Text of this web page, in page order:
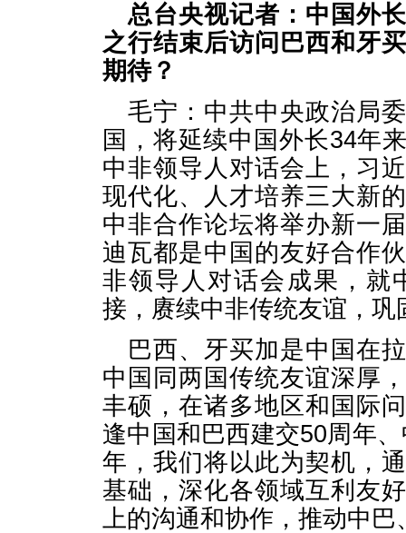
总台央视记者：中国外
之行结束后访问巴西和牙
期待？
毛宁：中共中央政治局
国，将延续中国外长34年
中非领导人对话会上，习
现代化、人才培养三大新
中非合作论坛将举办新一
迪瓦都是中国的友好合作
非领导人对话会成果，就
接，赓续中非传统友谊，
巴西、牙买加是中国在
中国同两国传统友谊深厚
丰硕，在诸多地区和国际
逢中国和巴西建交50周年
年，我们将以此为契机，
基础，深化各领域互利友
上的沟通和协作，推动中